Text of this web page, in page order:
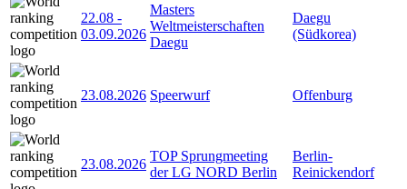
22.08 -
03.09.2026
Masters
Weltmeisterschaften
Daegu
Daegu
(Südkorea)
23.08.2026 Speerwurf Offenburg
23.08.2026
TOP Sprungmeeting
der LG NORD Berlin
Berlin-
Reinickendorf